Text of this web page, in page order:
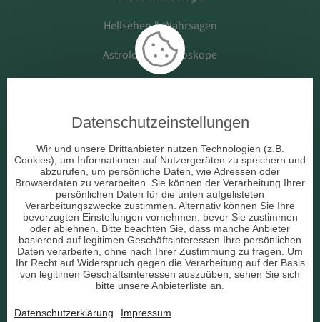
Hellsehen & Wahrsagen
Astrologie & Horoskope
Beruf & Arbeitsleben
Liebe & Partnerschaft
sonstige Bereiche
AGB
Datenschutz
Impressum
Datenschutzeinstellungen
Wir und unsere Drittanbieter nutzen Technologien (z.B.
Cookies), um Informationen auf Nutzergeräten zu speichern und
abzurufen, um persönliche Daten, wie Adressen oder
Browserdaten zu verarbeiten. Sie können der Verarbeitung Ihrer
persönlichen Daten für die unten aufgelisteten
Verarbeitungszwecke zustimmen. Alternativ können Sie Ihre
bevorzugten Einstellungen vornehmen, bevor Sie zustimmen
oder ablehnen. Bitte beachten Sie, dass manche Anbieter
basierend auf legitimen Geschäftsinteressen Ihre persönlichen
Daten verarbeiten, ohne nach Ihrer Zustimmung zu fragen. Um
Ihr Recht auf Widerspruch gegen die Verarbeitung auf der Basis
von legitimen Geschäftsinteressen auszuüben, sehen Sie sich
bitte unsere Anbieterliste an.
Datenschutzerklärung Impressum